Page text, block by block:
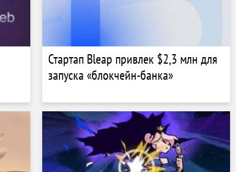
Стартап Bleap привлек $2,3 млн для
запуска «блокчейн-банка»